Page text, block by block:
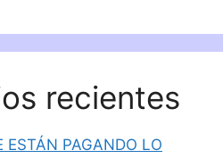
recientes
ESTÁN PAGANDO LO